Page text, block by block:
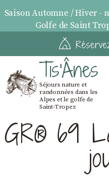
Saison Automne / Hiver -
Golfe de Saint
Tis'Ânes
Séjours nature et
randonnées dans les
Alpes et le golfe de
Saint-Tropez
GR® 69